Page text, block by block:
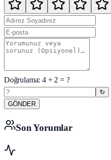
Doğrulama:4+2 = ?
↻
GÖNDER
Son Yorumlar